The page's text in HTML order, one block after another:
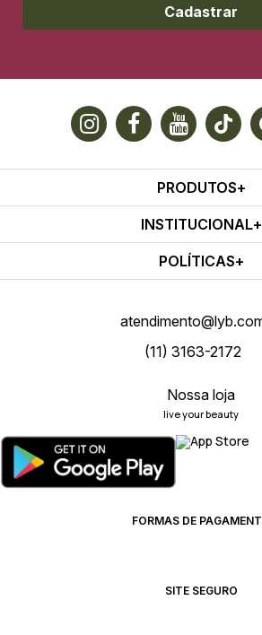
Cadastrar
PRODUTOS
INSTITUCIONAL
POLÍTICAS
(11) 3163-2172
Nossa loja
live your beauty
FORMAS DE
SITE SEGURO